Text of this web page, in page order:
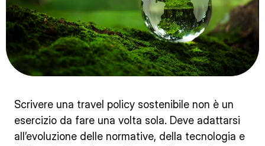
Scrivere una travel policy sostenibile non è un
esercizio da fare una volta sola. Deve adattarsi
all’evoluzione delle normative, della tecnologia e